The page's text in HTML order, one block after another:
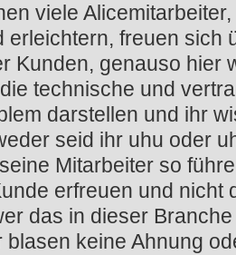
viele
erleichtern, freuen sich
Kunden, genauso hier
technische und
darstellen und ihr
seid ihr uhu oder
Mitarbeiter so
erfreuen und nicht
das in dieser
blasen keine Ahnung